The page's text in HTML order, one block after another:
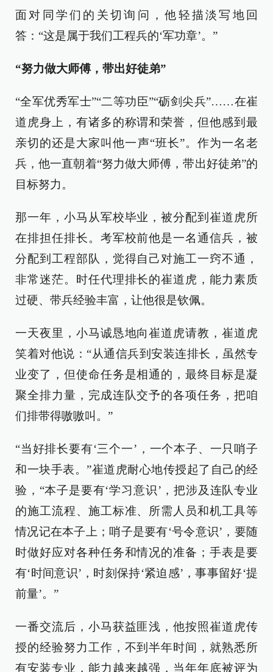
面对同学们的关切询问，他轻描淡写地回
答：“这是属于我们工程兵的‘军功章’。”
“努力做大师傅，带出好徒弟”
“全军优秀军士”“二等功臣”“砺剑尖兵”……在崔
道虎身上，有诸多的称谓和荣誉，但他感到最
亲切的还是大家叫他一声“班长”。作为一名老
兵，他一直朝着“努力做大师傅，带出好徒弟”的
目标努力。
那一年，小马从军校毕业，被分配到崔道虎所
在排担任排长。考军校前他是一名通信兵，被
分配到工程部队，觉得自己对施工一窍不通，
非常迷茫。时任代理排长的崔道虎，能力素质
过硬、带兵经验丰富，让他很是钦佩。
一天夜里，小马诚恳地向崔道虎请教，崔道虎
笑着对他说：“从通信兵到安装连排长，虽然专
业变了，但使命任务是相通的，最终目标是凝
聚全排力量，完成连队交予的各项任务，把咱
们排带得嗷嗷叫。”
“当好排长要有‘三个一’，一个本子、一只哨子
和一块手表。”崔道虎耐心地传授起了自己的经
验，“本子是要有‘学习意识’，把涉及连队专业
的施工流程、施工标准、所需人员和机工具等
情况记在本子上；哨子是要有‘号令意识’，要随
时做好应对各种任务和情况的准备；手表是要
有‘时间意识’，时刻保持‘紧迫感’，事事留好‘提
前量’。”
一番交流后，小马获益匪浅，他按照崔道虎传
授的经验努力工作，不到半年时间，就熟悉所
有安装专业，能力越来越强，当年年底被评为